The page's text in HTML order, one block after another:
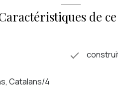
de
Catalans/4